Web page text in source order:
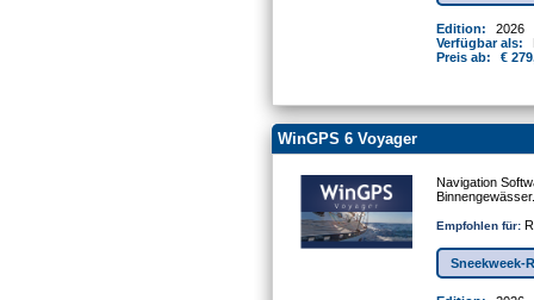
Edition:
2026
Verfügbar als:
Preis ab:
€
WinGPS 6 Voyager
Navigation
Binnengewässer.
Empfohlen für:
Sneekweek-